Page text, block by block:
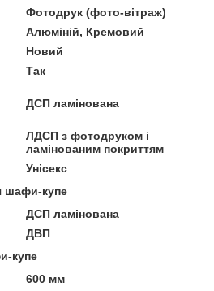
Фотодрук (фото-вітраж)
Алюміній, Кремовий
Новий
Так
ДСП ламінована
ЛДСП з фотодруком і
ламінованим покриттям
Унісекс
шафи-купе
ДСП ламінована
ДВП
купе
600 мм